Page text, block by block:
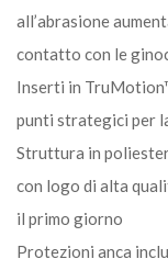
all’abrasione
contatto con le
Inserti in
punti strategici per
Struttura in
con logo di alta
il primo giorno
Protezioni anca